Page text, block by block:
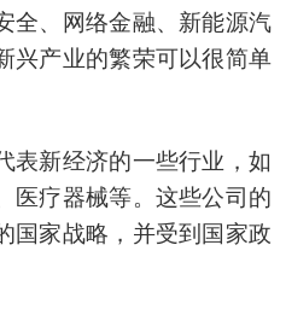
全、网络金融、新能源汽
兴产业的繁荣可以很简单
表新经济的一些行业，如
医疗器械等。这些公司的
国家战略，并受到国家政